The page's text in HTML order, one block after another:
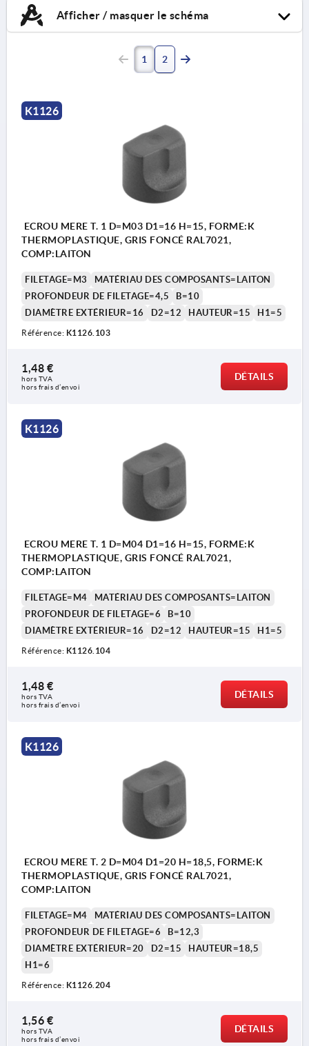
Afficher / masquer le schéma
1 2
K1126
ECROU MERE T. 1 D=M03 D1=16 H=15, FORME:K
THERMOPLASTIQUE, GRIS FONCÉ RAL7021,
COMP:LAITON
FILETAGE=M3
MATÉRIAU DES COMPOSANTS=LAITON
PROFONDEUR DE FILETAGE=4,5
B=10
DIAMÈTRE EXTÉRIEUR=16
D2=12 HAUTEUR=15 H1=5
Référence: K1126.103
1,48 €
hors TVA
hors frais d’envoi
DÉTAILS
K1126
ECROU MERE T. 1 D=M04 D1=16 H=15, FORME:K
THERMOPLASTIQUE, GRIS FONCÉ RAL7021,
COMP:LAITON
FILETAGE=M4
MATÉRIAU DES COMPOSANTS=LAITON
PROFONDEUR DE FILETAGE=6
B=10
DIAMÈTRE EXTÉRIEUR=16
D2=12 HAUTEUR=15 H1=5
Référence: K1126.104
1,48 €
hors TVA
hors frais d’envoi
DÉTAILS
K1126
ECROU MERE T. 2 D=M04 D1=20 H=18,5, FORME:K
THERMOPLASTIQUE, GRIS FONCÉ RAL7021,
COMP:LAITON
FILETAGE=M4
MATÉRIAU DES COMPOSANTS=LAITON
PROFONDEUR DE FILETAGE=6
B=12,3
DIAMÈTRE EXTÉRIEUR=20
D2=15
HAUTEUR=18,5
H1=6
Référence: K1126.204
1,56 €
hors TVA
hors frais d’envoi
DÉTAILS